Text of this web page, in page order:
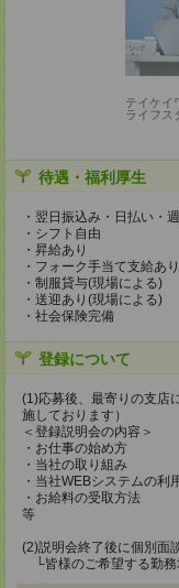
テイケイ
ライフス
待遇・福利厚生
・翌日振込み・日払い・
・シフト自由
・昇給あり
・フォーク手当て支給あ
・制服貸与(現場による)
・送迎あり(現場による)
・社会保険完備
登録について
(1)応募後、最寄りの支店
施しております）
＜登録説明会の内容＞
・お仕事の始め方
・当社の取り組み
・当社WEBシステムの利
・お給料の受取方法
等
(2)説明会終了後に個別面
└皆様のご希望する勤務